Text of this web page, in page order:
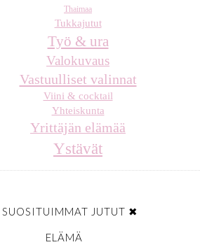
Thaimaa
Tukkajutut
Työ & ura
Valokuvaus
Vastuulliset valinnat
Viini & cocktail
Yhteiskunta
Yrittäjän elämää
Ystävät
JUTUT ✖
ELÄMÄ